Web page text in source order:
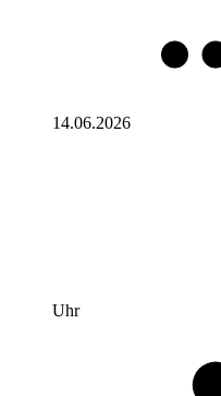
14.06.2026
Uhr